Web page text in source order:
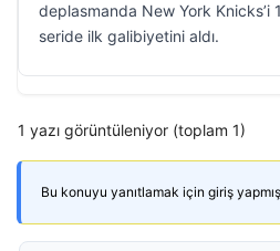
deplasmanda New York Knicks’i
seride ilk galibiyetini aldı.
1 yazı görüntüleniyor (toplam 1)
Bu konuyu yanıtlamak için giriş yapmış